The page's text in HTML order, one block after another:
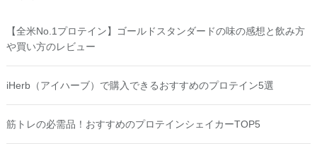
【全米No.1プロテイン】ゴールドスタンダードの味の感想と飲み方
や買い方のレビュー
iHerb（アイハーブ）で購入できるおすすめのプロテイン5選
筋トレの必需品！おすすめのプロテインシェイカーTOP5